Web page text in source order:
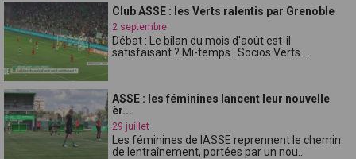
Club ASSE : les Verts ralentis par Grenoble
2 septembre
Débat : Le bilan du mois d'août est-il
satisfaisant ? Mi-temps : Socios Verts...
ASSE : les féminines lancent leur nouvelle
èr...
29 juillet
Les féminines de lASSE reprennent le chemin
de lentraînement, portées par un nou...